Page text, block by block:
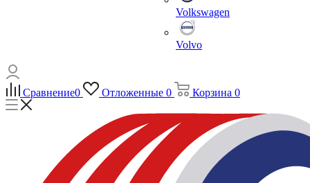
Volkswagen
Volvo
Сравнение0 Отложенные 0 Корзина 0